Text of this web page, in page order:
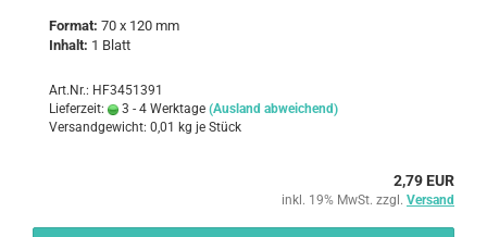
For­mat: 70 x 120 mm
In­halt: 1 Blatt
Art.Nr.: HF3451391
Lieferzeit:
3 - 4 Werktage (Ausland abweichend)
Versandgewicht: 0,01 kg je Stück
2,79 EUR
inkl. 19% MwSt. zzgl. Versand